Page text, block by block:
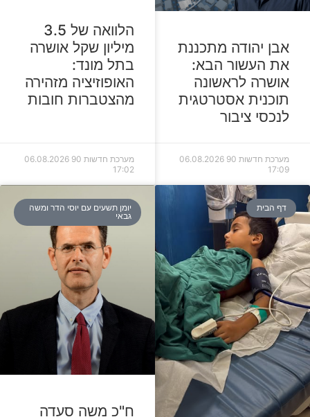
אבן יהודה מתכננת
את העשור הבא:
אושרה לראשונה
תוכנית אסטרטגית
לנכסי ציבור
מערכת חדשות 90
06.08.2026
17:09
הלוואה של 3.5
מיליון שקל אושרה
בתל מונד:
האופוזיציה מזהירה
מהצטברות חובות
מערכת חדשות 90
06.08.2026
17:02
דף הבית
יומן תשעים עם יוסי הדר ומשה
גבאי
ח"כ משה סעדה